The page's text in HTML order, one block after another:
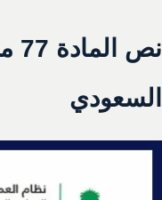
السعودي